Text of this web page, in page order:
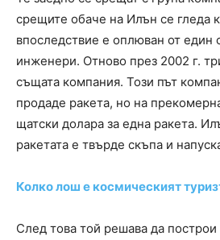
срещите обаче на Илън се гледа
впоследствие е оплюван от един
инженери. Отново през 2002 г.
същата компания. Този път
продаде ракета, но на
щатски долара за една ракета.
ракетата е твърде скъпа и
Колко лош е космическият
След това той решава да построи